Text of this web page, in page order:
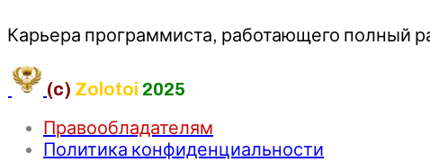
Bobrovsky
Карьера программиста, работающего полный
(c) Zolotoi 2025
Правообладателям
Политика конфиденциальности